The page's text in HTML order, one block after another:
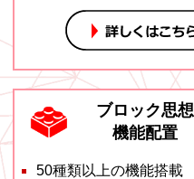
ブロック思想
機能配置
50種類以上の機能搭載